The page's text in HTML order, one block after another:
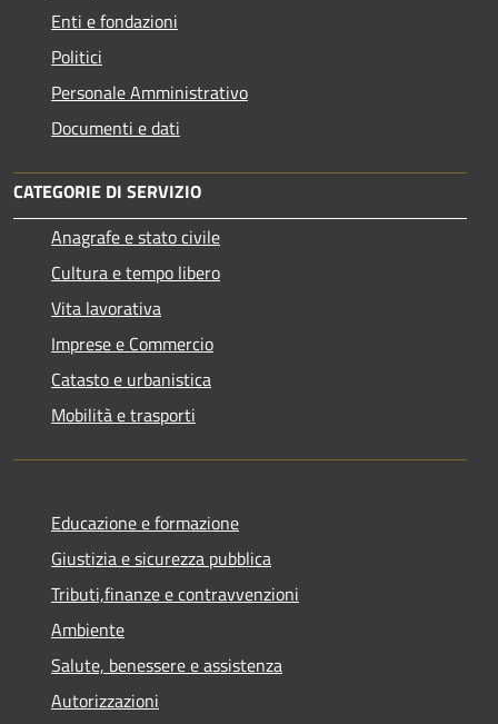
Enti e fondazioni
Politici
Personale Amministrativo
Documenti e dati
CATEGORIE DI SERVIZIO
Anagrafe e stato civile
Cultura e tempo libero
Vita lavorativa
Imprese e Commercio
Catasto e urbanistica
Mobilità e trasporti
Educazione e formazione
Giustizia e sicurezza pubblica
Tributi,finanze e contravvenzioni
Ambiente
Salute, benessere e assistenza
Autorizzazioni